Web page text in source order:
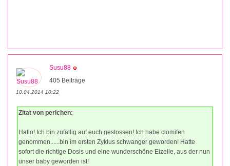
Susu88
405 Beiträge
10.04.2014 10:22
Zitat von perlchen:
Hallo! Ich bin zufällig auf euch gestossen! Ich habe clomifen
genommen......bin im ersten Zyklus schwanger geworden! Hatte
sofort die richtige Dosis und eine wunderschöne Eizelle, aus der nun
unser baby geworden ist!